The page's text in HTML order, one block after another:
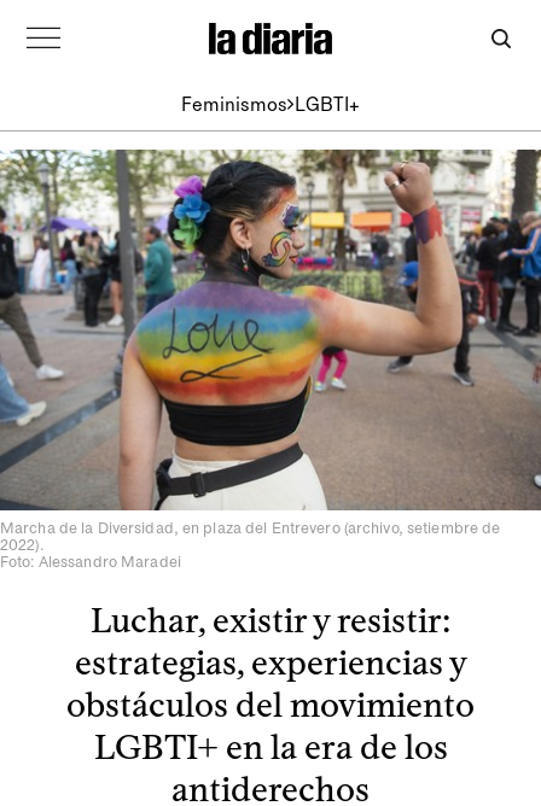
Feminismos LGBTI+
Marcha de la Diversidad, en plaza del Entrevero (archivo, setiembre de
2022).
Foto: Alessandro Maradei
Luchar, existir y resistir:
estrategias, experiencias y
obstáculos del movimiento
LGBTI+ en la era de los
antiderechos